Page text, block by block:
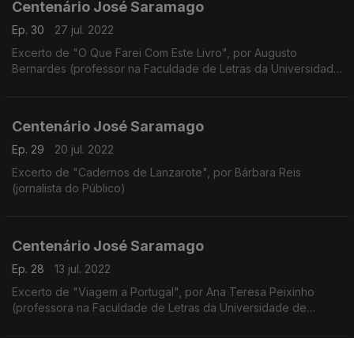
Centenário José Saramago
Ep. 30
27 jul. 2022
Excerto de "O Que Farei Com Este Livro", por Augusto
Bernardes (professor na Faculdade de Letras da Universidade
Centenário José Saramago
Ep. 29
20 jul. 2022
Excerto de "Cadernos de Lanzarote", por Bárbara Reis
(jornalista do Público)
Centenário José Saramago
Ep. 28
13 jul. 2022
Excerto de "Viagem a Portugal", por Ana Teresa Peixinho
(professora na Faculdade de Letras da Universidade de